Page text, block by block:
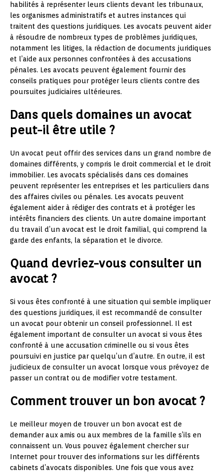
habilités à représenter leurs clients devant les tribunaux,
les organismes administratifs et autres instances qui
traitent des questions juridiques. Les avocats peuvent aider
à résoudre de nombreux types de problèmes juridiques,
notamment les litiges, la rédaction de documents juridiques
et l’aide aux personnes confrontées à des accusations
pénales. Les avocats peuvent également fournir des
conseils pratiques pour protéger leurs clients contre des
poursuites judiciaires ultérieures.
Dans quels domaines un avocat
peut-il être utile ?
Un avocat peut offrir des services dans un grand nombre de
domaines différents, y compris le droit commercial et le droit
immobilier. Les avocats spécialisés dans ces domaines
peuvent représenter les entreprises et les particuliers dans
des affaires civiles ou pénales. Les avocats peuvent
également aider à rédiger des contrats et à protéger les
intérêts financiers des clients. Un autre domaine important
du travail d’un avocat est le droit familial, qui comprend la
garde des enfants, la séparation et le divorce.
Quand devriez-vous consulter un
avocat ?
Si vous êtes confronté à une situation qui semble impliquer
des questions juridiques, il est recommandé de consulter
un avocat pour obtenir un conseil professionnel. Il est
également important de consulter un avocat si vous êtes
confronté à une accusation criminelle ou si vous êtes
poursuivi en justice par quelqu’un d’autre. En outre, il est
judicieux de consulter un avocat lorsque vous prévoyez de
passer un contrat ou de modifier votre testament.
Comment trouver un bon avocat ?
Le meilleur moyen de trouver un bon avocat est de
demander aux amis ou aux membres de la famille s’ils en
connaissent un. Vous pouvez également chercher sur
Internet pour trouver des informations sur les différents
cabinets d’avocats disponibles. Une fois que vous avez